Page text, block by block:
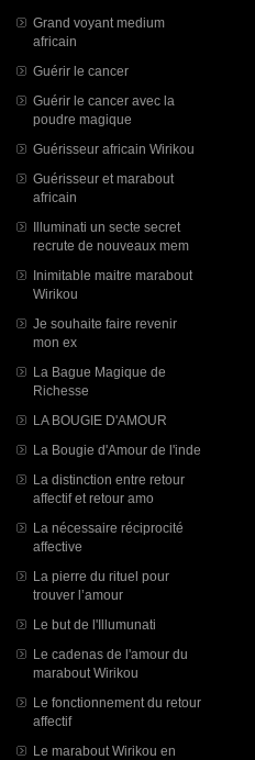
Grand voyant medium
africain
Guérir le cancer
Guérir le cancer avec la
poudre magique
Guérisseur africain Wirikou
Guérisseur et marabout
africain
Illuminati un secte secret
recrute de nouveaux mem
Inimitable maitre marabout
Wirikou
Je souhaite faire revenir
mon ex
La Bague Magique de
Richesse
LA BOUGIE D'AMOUR
La Bougie d'Amour de l'inde
La distinction entre retour
affectif et retour amo
La nécessaire réciprocité
affective
La pierre du rituel pour
trouver l’amour
Le but de l'Illumunati
Le cadenas de l'amour du
marabout Wirikou
Le fonctionnement du retour
affectif
Le marabout Wirikou en